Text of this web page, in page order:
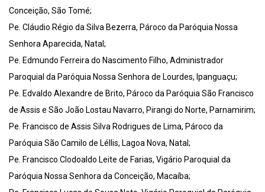
Conceição, São Tomé;
Pe. Cláudio Régio da Silva Bezerra, Pároco da Paróquia Nossa
Senhora Aparecida, Natal;
Pe. Edmundo Ferreira do Nascimento Filho, Administrador
Paroquial da Paróquia Nossa Senhora de Lourdes, Ipanguaçu;
Pe. Edvaldo Alexandre de Brito, Pároco da Paróquia São Francisco
de Assis e São João Lostau Navarro, Pirangi do Norte, Parnamirim;
Pe. Francisco de Assis Silva Rodrigues de Lima, Pároco da
Paróquia São Camilo de Léllis, Lagoa Nova, Natal;
Pe. Francisco Clodoaldo Leite de Farias, Vigário Paroquial da
Paróquia Nossa Senhora da Conceição, Macaíba;